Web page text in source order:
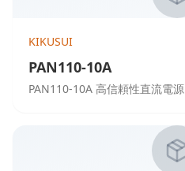
KIKUSUI
PAN110-10A
PAN110-10A 高信頼性直流電源